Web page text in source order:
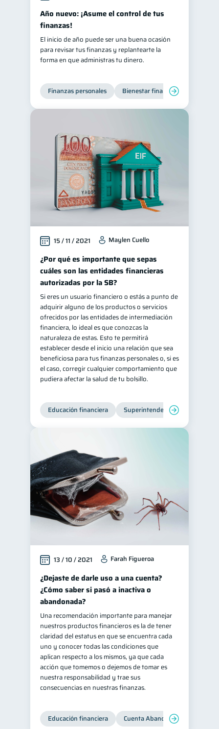
Año nuevo: ¡Asume el control de tus
finanzas!
El inicio de año puede ser una buena ocasión
para revisar tus finanzas y replantearte la
forma en que administras tu dinero.
Finanzas personales Bienestar financiero
15 / 11 / 2021 Maylen Cuello
¿Por qué es importante que sepas
cuáles son las entidades financieras
autorizadas por la SB?
Si eres un usuario financiero o estás a punto de
adquirir alguno de los productos o servicios
ofrecidos por las entidades de intermediación
financiera, lo ideal es que conozcas la
naturaleza de estas. Esto te permitirá
establecer desde el inicio una relación que sea
beneficiosa para tus finanzas personales o, si es
el caso, corregir cualquier comportamiento que
pudiera afectar la salud de tu bolsillo.
Educación financiera Superintendencia de Bancos
13 / 10 / 2021 Farah Figueroa
¿Dejaste de darle uso a una cuenta?
¿Cómo saber si pasó a inactiva o
abandonada?
Una recomendación importante para manejar
nuestros productos financieros es la de tener
claridad del estatus en que se encuentra cada
uno y conocer todas las condiciones que
aplican respecto a los mismos, ya que cada
acción que tomemos o dejemos de tomar es
nuestra responsabilidad y trae sus
consecuencias en nuestras finanzas.
Educación financiera Cuenta Abandonada